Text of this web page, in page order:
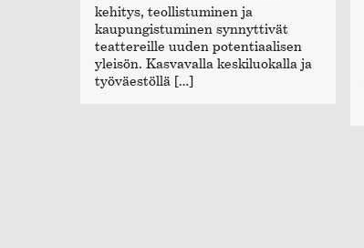
kehitys, teollistuminen ja
kaupungistuminen synnyttivät
teattereille uuden potentiaalisen
yleisön. Kasvavalla keskiluokalla ja
työväestöllä […]